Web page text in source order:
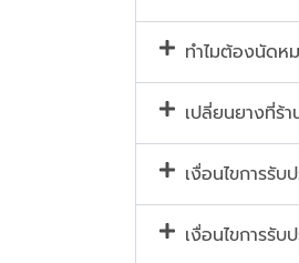
ทำไมต้องนัดห
เปลี่ยนยางที่ร้
เงื่อนไขการรั
เงื่อนไขการรั